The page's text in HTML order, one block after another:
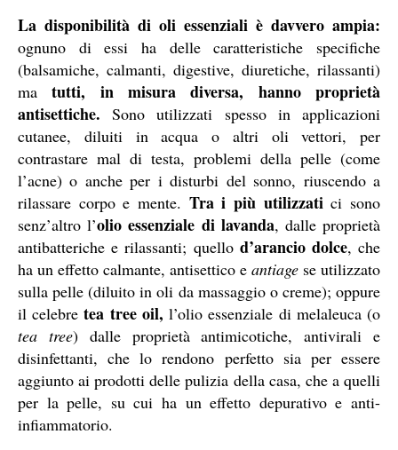
La disponibilità di oli essenziali è davvero ampia:
ognuno di essi ha delle caratteristiche specifiche
(balsamiche, calmanti, digestive, diuretiche, rilassanti)
matutti, in misura diversa, hanno proprietà
antisettiche. Sono utilizzati spesso in applicazioni
cutanee, diluiti in acqua o altri oli vettori, per
contrastare mal di testa, problemi della pelle (come
l’acne) o anche per i disturbi del sonno, riuscendo a
rilassare corpo e mente. Tra i più utilizzatici sono
senz’altro l’olio essenziale di lavanda, dalle proprietà
antibatteriche e rilassanti; quello d’arancio dolce, che
ha un effetto calmante, antisettico e antiage se utilizzato
sulla pelle (diluito in oli da massaggio o creme); oppure
il celebretea tree oil, l’olio essenziale di melaleuca (o
tea tree) dalle proprietà antimicotiche, antivirali e
disinfettanti, che lo rendono perfetto sia per essere
aggiunto ai prodotti delle pulizia della casa, che a quelli
per la pelle, su cui ha un effetto depurativo e anti-
infiammatorio.